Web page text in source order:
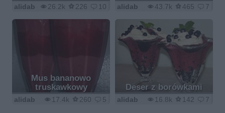
26.2k 226 10
alidab 43.7k 465 7
alidab
Mus bananowo
truskawkowy
17.4k 260 5
alidab
Deser z borówkami
16.8k 142 7
alidab